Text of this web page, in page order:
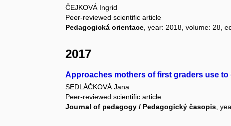
ČEJKOVÁ Ingrid
Peer-reviewed scientific article
Pedagogická orientace , year: 2018, volume: 28,
2017
Approaches mothers of first graders use
SEDLÁČKOVÁ Jana
Peer-reviewed scientific article
Journal of pedagogy / Pedagogický časopis,